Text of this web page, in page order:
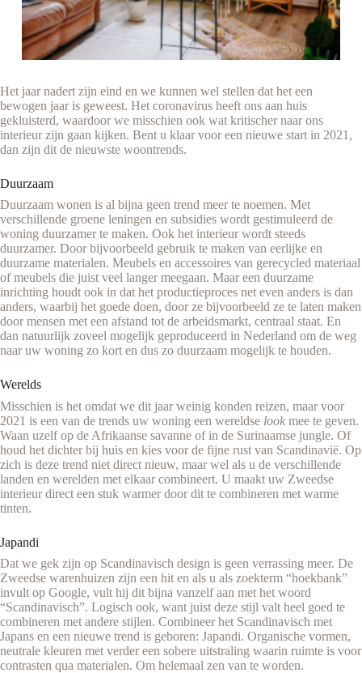
Het jaar nadert zijn eind en we kunnen wel stellen dat het een
bewogen jaar is geweest. Het coronavirus heeft ons aan huis
gekluisterd, waardoor we misschien ook wat kritischer naar ons
interieur zijn gaan kijken. Bent u klaar voor een nieuwe start in 2021,
dan zijn dit de nieuwste woontrends.
Duurzaam
Duurzaam wonen is al bijna geen trend meer te noemen. Met
verschillende groene leningen en subsidies wordt gestimuleerd de
woning duurzamer te maken. Ook het interieur wordt steeds
duurzamer. Door bijvoorbeeld gebruik te maken van eerlijke en
duurzame materialen. Meubels en accessoires van gerecycled materiaal
of meubels die juist veel langer meegaan. Maar een duurzame
inrichting houdt ook in dat het productieproces net even anders is dan
anders, waarbij het goede doen, door ze bijvoorbeeld ze te laten maken
door mensen met een afstand tot de arbeidsmarkt, centraal staat. En
dan natuurlijk zoveel mogelijk geproduceerd in Nederland om de weg
naar uw woning zo kort en dus zo duurzaam mogelijk te houden.
Werelds
Misschien is het omdat we dit jaar weinig konden reizen, maar voor
2021 is een van de trends uw woning een wereldse look mee te geven.
Waan uzelf op de Afrikaanse savanne of in de Surinaamse jungle. Of
houd het dichter bij huis en kies voor de fijne rust van Scandinavië. Op
zich is deze trend niet direct nieuw, maar wel als u de verschillende
landen en werelden met elkaar combineert. U maakt uw Zweedse
interieur direct een stuk warmer door dit te combineren met warme
tinten.
Japandi
Dat we gek zijn op Scandinavisch design is geen verrassing meer. De
Zweedse warenhuizen zijn een hit en als u als zoekterm “hoekbank”
invult op Google, vult hij dit bijna vanzelf aan met het woord
“Scandinavisch”. Logisch ook, want juist deze stijl valt heel goed te
combineren met andere stijlen. Combineer het Scandinavisch met
Japans en een nieuwe trend is geboren: Japandi. Organische vormen,
neutrale kleuren met verder een sobere uitstraling waarin ruimte is voor
contrasten qua materialen. Om helemaal zen van te worden.